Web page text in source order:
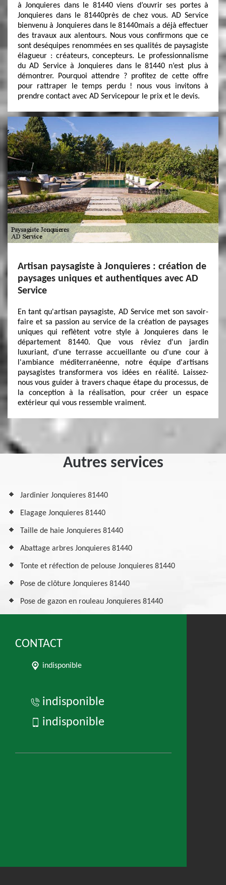
à Jonquieres dans le 81440 viens d’ouvrir ses portes à
Jonquieres dans le 81440près de chez vous. AD Service
bienvenu à Jonquieres dans le 81440mais a déjà effectuer
des travaux aux alentours. Nous vous confirmons que ce
sont deséquipes renommées en ses qualités de paysagiste
élagueur : créateurs, concepteurs. Le professionnalisme
du AD Service à Jonquieres dans le 81440 n’est plus à
démontrer. Pourquoi attendre ? profitez de cette offre
pour rattraper le temps perdu ! nous vous invitons à
prendre contact avec AD Servicepour le prix et le devis.
Artisan paysagiste à Jonquieres : création de
paysages uniques et authentiques avec AD
Service
En tant qu'artisan paysagiste, AD Service met son savoir-
faire et sa passion au service de la création de paysages
uniques qui reflètent votre style à Jonquieres dans le
département 81440. Que vous rêviez d'un jardin
luxuriant, d'une terrasse accueillante ou d'une cour à
l'ambiance méditerranéenne, notre équipe d'artisans
paysagistes transformera vos idées en réalité. Laissez-
nous vous guider à travers chaque étape du processus, de
la conception à la réalisation, pour créer un espace
extérieur qui vous ressemble vraiment.
Autres services
Jardinier Jonquieres 81440
Elagage Jonquieres 81440
Taille de haie Jonquieres 81440
Abattage arbres Jonquieres 81440
Tonte et réfection de pelouse Jonquieres 81440
Pose de clôture Jonquieres 81440
Pose de gazon en rouleau Jonquieres 81440
CONTACT
indisponible
indisponible
indisponible